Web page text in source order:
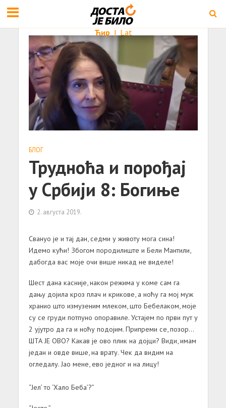
Ћир | Lat
БЛОГ
Трудноћа и порођај
у Србији 8: Богиње
2. августа 2019.
Свануо је и тај дан, седми у животу мога сина!
Идемо кући! Збогом породилиште и Бели Мантили,
дабогда вас моје очи више никад не виделе!
Шест дана касније, након режима у коме сам га
дању дојила кроз плач и крикове, а ноћу га мој муж
хранио што измузеним млеком, што Бебелаком, моје
су се груди потпуно опоравиле. Устајем по први пут у
2 ујутро да га и ноћу подојим. Припреми се, позор…
ШТА ЈЕ ОВО? Какав је ово плик на дојци? Види, имам
један и овде више, на врату. Чек да видим на
огледалу. Јао мене, ево једног и на лицу!
“Јел’ то ‘Хало Беба’?”